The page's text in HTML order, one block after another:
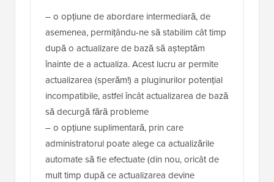
– o opțiune de abordare intermediară, de
asemenea, permițându-ne să stabilim cât timp
după o actualizare de bază să așteptăm
înainte de a actualiza. Acest lucru ar permite
actualizarea (sperăm!) a pluginurilor potențial
incompatibile, astfel încât actualizarea de bază
să decurgă fără probleme
– o opțiune suplimentară, prin care
administratorul poate alege ca actualizările
automate să fie efectuate (din nou, oricât de
mult timp după ce actualizarea devine